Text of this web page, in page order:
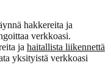
hakkereita ja
verkkoasi.
ja haitallista liikennettä
yksityistä verkkoasi